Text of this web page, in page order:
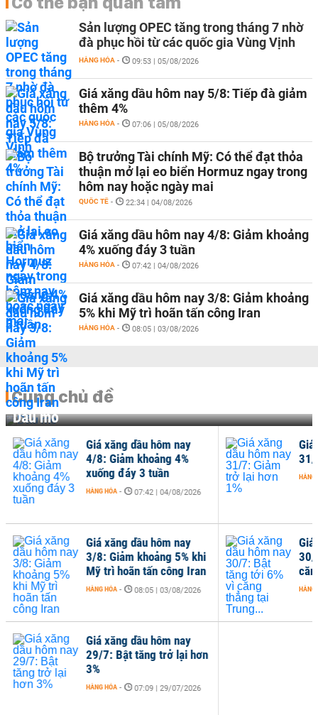
Sản lượng OPEC tăng trong tháng 7 nhờ
đà phục hồi từ các quốc gia Vùng Vịnh
HÀNG HÓA - 09:53 | 05/08/2026
Giá xăng dầu hôm nay 5/8: Tiếp đà giảm
thêm 4%
HÀNG HÓA - 07:06 | 05/08/2026
Bộ trưởng Tài chính Mỹ: Có thể đạt thỏa
thuận mở lại eo biển Hormuz ngay trong
hôm nay hoặc ngày mai
QUỐC TẾ - 22:34 | 04/08/2026
Giá xăng dầu hôm nay 4/8: Giảm khoảng
4% xuống đáy 3 tuần
HÀNG HÓA - 07:42 | 04/08/2026
Giá xăng dầu hôm nay 3/8: Giảm khoảng
5% khi Mỹ trì hoãn tấn công Iran
HÀNG HÓA - 08:05 | 03/08/2026
Cùng chủ đề
Dầu mỏ
Giá xăng dầu hôm nay
4/8: Giảm khoảng 4%
xuống đáy 3 tuần
HÀNG HÓA - 07:42 | 04/08/2026
Giá xăng dầu hôm nay
3/8: Giảm khoảng 5% khi
Mỹ trì hoãn tấn công Iran
HÀNG HÓA - 08:05 | 03/08/2026
Giá
31/
HÀNG
Giá
30/
HÀNG
Giá xăng dầu hôm nay
29/7: Bật tăng trở lại hơn
3%
HÀNG HÓA - 07:09 | 29/07/2026